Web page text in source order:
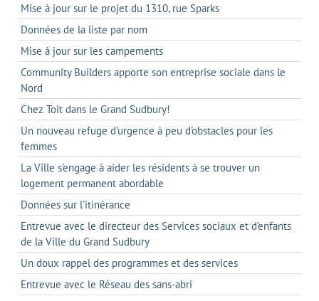
Mise à jour sur le projet du 1310, rue Sparks
Données de la liste par nom
Mise à jour sur les campements
Community Builders apporte son entreprise sociale dans le
Nord
Chez Toit dans le Grand Sudbury!
Un nouveau refuge d'urgence à peu d'obstacles pour les
femmes
La Ville s'engage à aider les résidents à se trouver un
logement permanent abordable
Données sur l'itinérance
Entrevue avec le directeur des Services sociaux et d'enfants
de la Ville du Grand Sudbury
Un doux rappel des programmes et des services
Entrevue avec le Réseau des sans-abri